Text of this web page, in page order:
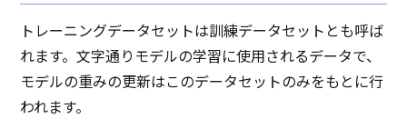
トレーニングデータセットは訓練データセットとも呼ば
れます。文字通りモデルの学習に使用されるデータで、
モデルの重みの更新はこのデータセットのみをもとに行
われます。